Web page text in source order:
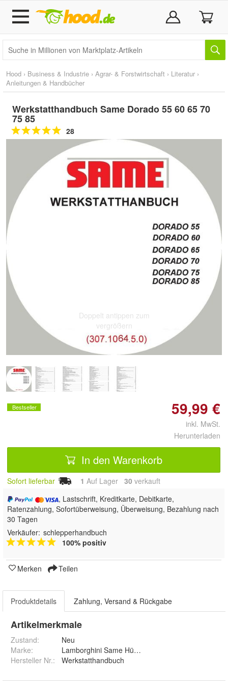
Hood › Business & Industrie › Agrar- & Forstwirtschaft › Literatur ›
Anleitungen & Handbücher
Werkstatthandbuch Same Dorado 55 60 65 70
75 85
28
Doppelt antippen zum
vergrößern
Bestseller 59,99 €
inkl. MwSt.
Herunterladen
In den Warenkorb
Sofort lieferbar 1 Auf Lager 30 verkauft
, Lastschrift, Kreditkarte, Debitkarte,
Ratenzahlung, Sofortüberweisung, Überweisung, Bezahlung nach
30 Tagen
Verkäufer: schlepperhandbuch
100% positiv
Merken Teilen
Produktdetails Zahlung, Versand & Rückgabe
Artikelmerkmale
Zustand:
Neu
Marke:
Lamborghini Same Hürlimann
Hersteller Nr.:
Werkstatthandbuch